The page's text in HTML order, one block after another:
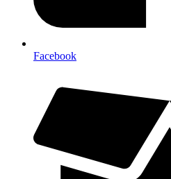
Facebook